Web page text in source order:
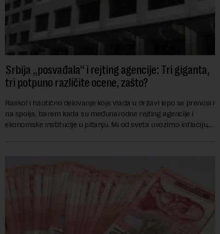
Srbija „posvađala“ i rejting agencije: Tri giganta,
tri potpuno različite ocene, zašto?
Raskol i haotično delovanje koje vlada u državi lepo se prenosi i
na spolja, barem kada su međunarodne rejting agencije i
ekonomske institucije u pitanju. Mi od sveta uvozimo inflaciju,